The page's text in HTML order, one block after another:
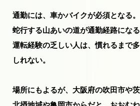
通勤には、車かバイクが必須となる。
蛇行する山あいの道が通勤経路になる
運転経験の乏しい人は、慣れるまで
しれない。
場所にもよるが、大阪府の吹田市や